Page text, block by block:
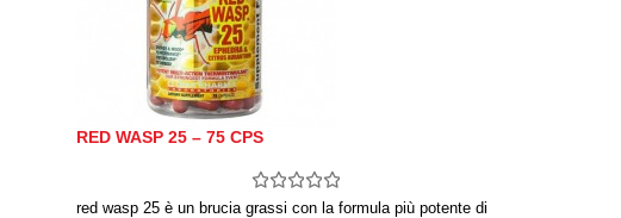
RED WASP 25 – 75 CPS
red wasp 25 è un brucia grassi con la formula più potente di